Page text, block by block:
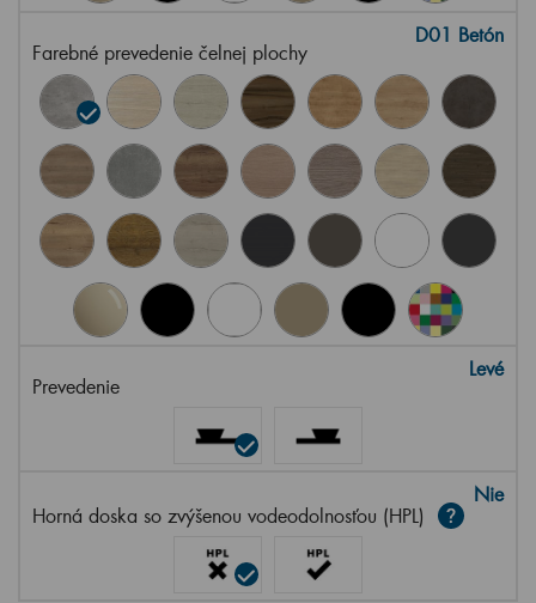
Farebné prevedenie čelnej plochy
D01 Betón
Prevedenie
Levé
Horná doska so zvýšenou vodeodolnosťou (HPL)
Nie